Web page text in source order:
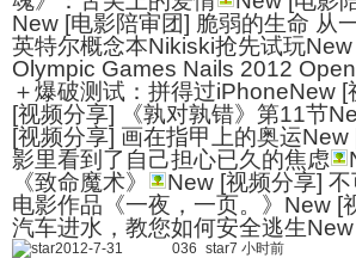
New [电影陪审团] 脆弱的生命 从
英特尔概念本Nikiski抢先试玩
Olympic Games Nails 2012
＋爆破测试：拼得过iPhoneNew
[视频分享] 《孰对孰错》第11节
[视频分享] 画在指甲上的奥运
影里看到了自己担心已久的焦虑
《致命魔术》
New [视频分享]
电影作品《一夜，一页。》New [
汽车进水，教您如何安全逃生New
star2012-7-31 036 star7 小时前